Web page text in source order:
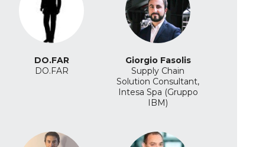
DO.FAR
DO.FAR
Giorgio Fasolis
Supply Chain
Solution Consultant,
Intesa Spa (Gruppo
IBM)